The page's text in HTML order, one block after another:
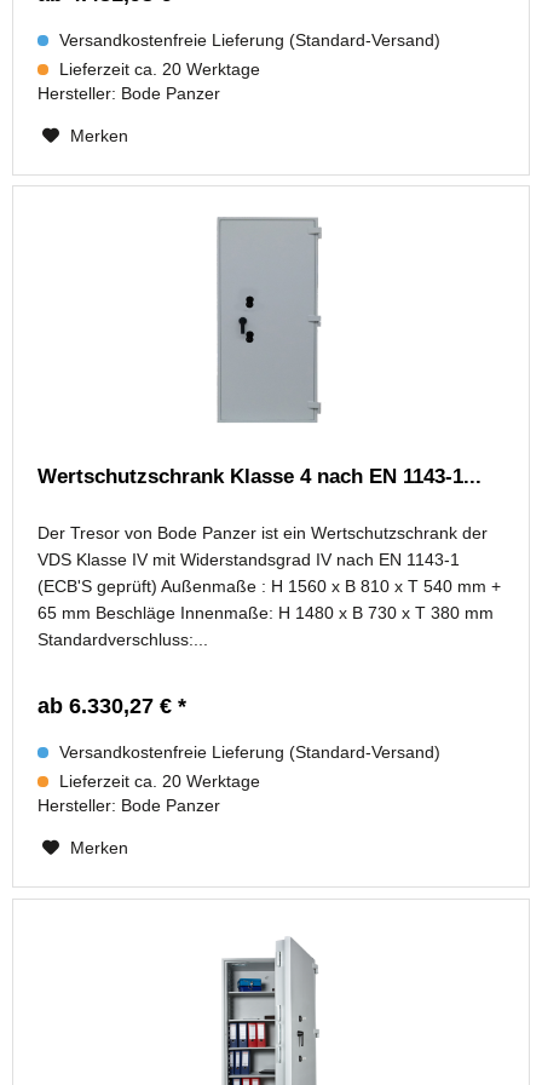
Versandkostenfreie Lieferung (Standard-Versand)
Lieferzeit ca. 20 Werktage
Hersteller: Bode Panzer
Merken
Wertschutzschrank Klasse 4 nach EN 1143-1...
Der Tresor von Bode Panzer ist ein Wertschutzschrank der
VDS Klasse IV mit Widerstandsgrad IV nach EN 1143-1
(ECB'S geprüft) Außenmaße : H 1560 x B 810 x T 540 mm +
65 mm Beschläge Innenmaße: H 1480 x B 730 x T 380 mm
Standardverschluss:...
ab 6.330,27 € *
Versandkostenfreie Lieferung (Standard-Versand)
Lieferzeit ca. 20 Werktage
Hersteller: Bode Panzer
Merken